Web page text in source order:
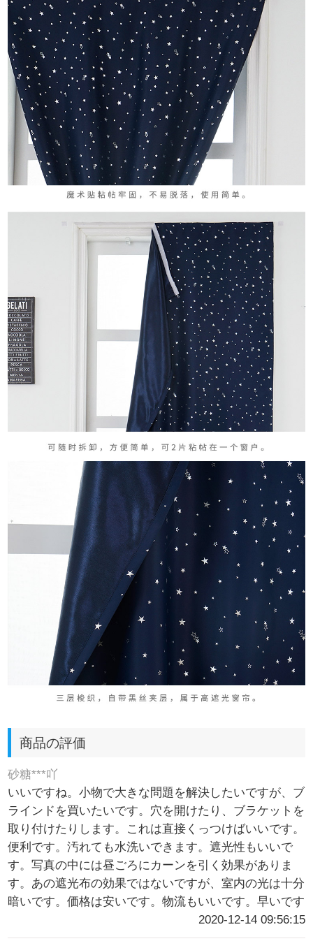
商品の評価
砂糖***吖
いいですね。小物で大きな問題を解決したいですが、ブ
ラインドを買いたいです。穴を開けたり、ブラケットを
取り付けたりします。これは直接くっつけばいいです。
便利です。汚れても水洗いできます。遮光性もいいで
す。写真の中には昼ごろにカーンを引く効果がありま
す。あの遮光布の効果ではないですが、室内の光は十分
暗いです。価格は安いです。物流もいいです。早いです
2020-12-14 09:56:15